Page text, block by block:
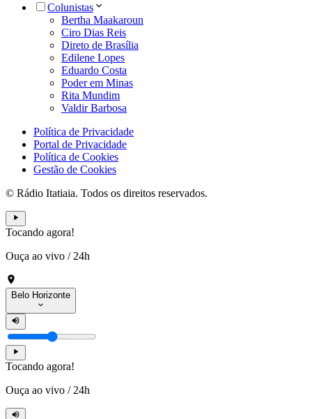
Colunistas
Bertha Maakaroun
Ciro Dias Reis
Direto de Brasília
Edilene Lopes
Eduardo Costa
Poder em Minas
Rita Mundim
Valdir Barbosa
Política de Privacidade
Portal de Privacidade
Política de Cookies
Gestão de Cookies
© Rádio Itatiaia. Todos os direitos reservados.
Tocando agora!
Ouça ao vivo / 24h
Belo Horizonte
Tocando agora!
Ouça ao vivo / 24h